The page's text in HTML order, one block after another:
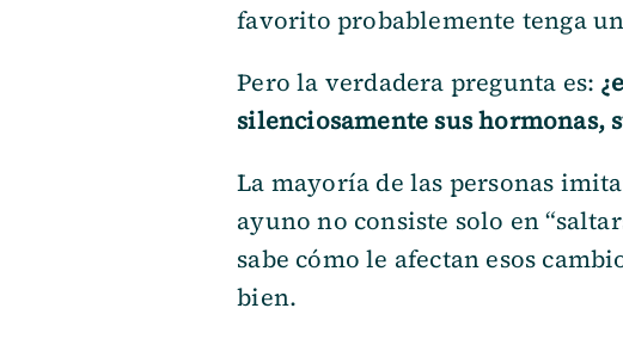
favorito probablemente tenga
Pero la verdadera pregunta es:
silenciosamente sus hormonas,
La mayoría de las personas
ayuno no consiste solo en
sabe cómo le afectan esos
bien.